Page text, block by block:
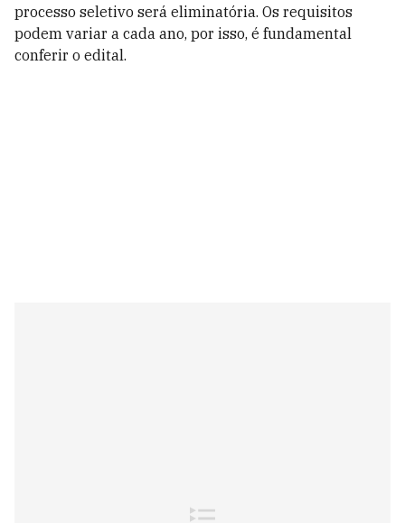
processo seletivo será eliminatória. Os requisitos
podem variar a cada ano, por isso, é fundamental
conferir o edital.